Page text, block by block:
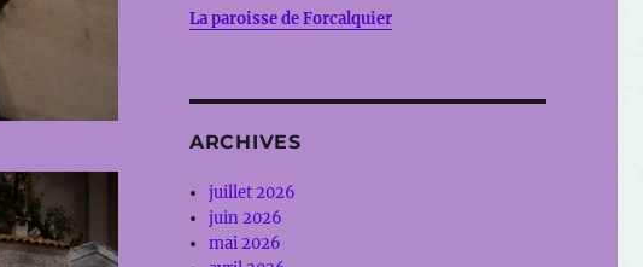
La paroisse de Forcalquier
ARCHIVES
juillet 2026
juin 2026
mai 2026